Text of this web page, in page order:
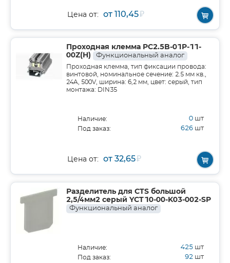
Цена от: от 110,45₽
Проходная клемма PC2.5B-01P-11-
00Z(H)
Функциональный аналог
Проходная клемма, тип фиксации провода:
винтовой, номинальное сечение: 2.5 мм кв.,
24A, 500V, ширина: 6,2 мм, цвет: серый, тип
монтажа: DIN35
Наличие: 0 шт
Под заказ: 626 шт
Цена от: от 32,65₽
Разделитель для CTS большой
2,5/4мм2 серый YCT10-00-K03-002-SP
Функциональный аналог
Наличие: 425 шт
Под заказ: 92 шт